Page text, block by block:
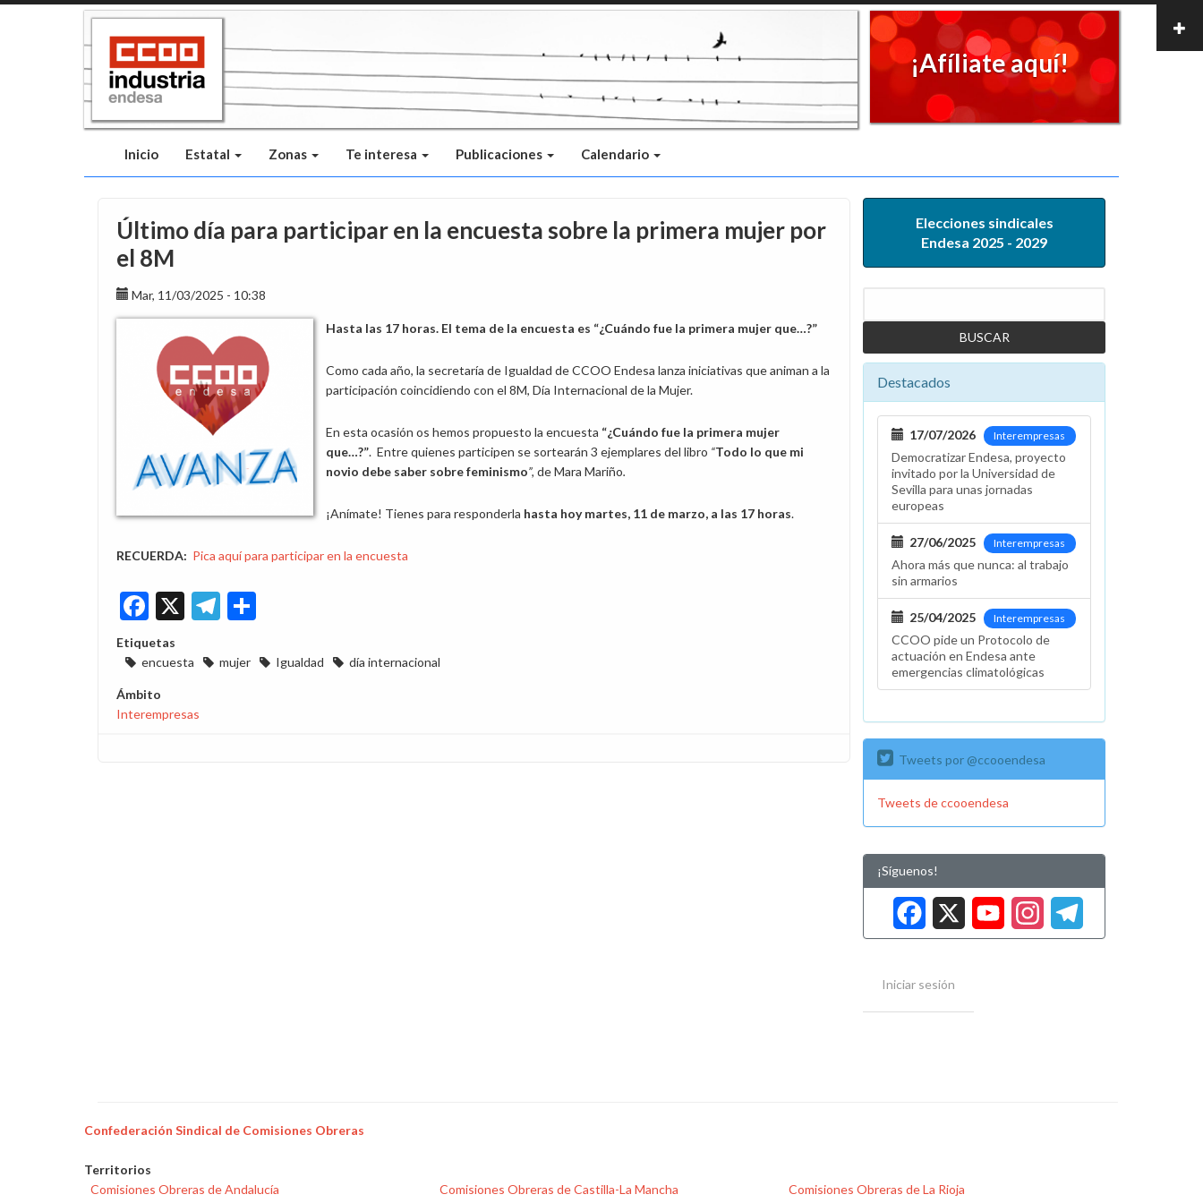
¡Afíliate aquí!
Inicio Estatal Zonas Te interesa Publicaciones Calendario
Último día para participar en la encuesta sobre la primera mujer por
el 8M
Mar, 11/03/2025 - 10:38
Hasta las 17 horas. El tema de la encuesta es “¿Cuándo fue la primera mujer que…?”
Como cada año, la secretaría de Igualdad de CCOO Endesa lanza iniciativas que animan a la
participación coincidiendo con el 8M, Día Internacional de la Mujer.
En esta ocasión os hemos propuesto la encuesta “¿Cuándo fue la primera mujer
que…?”. Entre quienes participen se sortearán 3 ejemplares del libro “Todo lo que mi
novio debe saber sobre feminismo”, de Mara Mariño.
¡Anímate! Tienes para responderla hasta hoy martes, 11 de marzo, a las 17 horas.
RECUERDA: Pica aquí para participar en la encuesta
Facebook
X Telegram
Etiquetas
encuesta
mujer Igualdad día internacional
Ámbito
Interempresas
Elecciones sindicales
Endesa 2025 - 2029
Destacados
Interempresas
17/07/2026
Democratizar Endesa, proyecto
invitado por la Universidad de
Sevilla para unas jornadas
europeas
Interempresas
27/06/2025
Ahora más que nunca: al trabajo
sin armarios
Interempresas
25/04/2025
CCOO pide un Protocolo de
actuación en Endesa ante
emergencias climatológicas
Tweets por @ccooendesa
Tweets de ccooendesa
¡Síguenos!
Facebook
XYouTube
Iniciar sesión
Confederación Sindical de Comisiones Obreras
Territorios
Comisiones Obreras de Andalucía
Comisiones Obreras de Castilla-La Mancha
Comisiones Obreras de La Rioja